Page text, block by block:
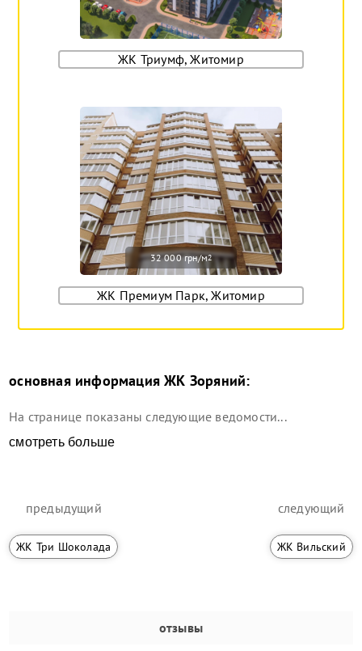
ЖК Триумф, Житомир
32 000 грн/м2
ЖК Премиум Парк, Житомир
основная информация ЖК Зоряний:
На странице показаны следующие ведомости...
смотреть больше
предыдущий
ЖК Три Шоколада
следующий
ЖК Вильский
отзывы